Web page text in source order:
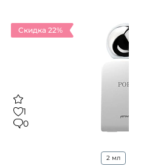
Скидка 22%
1
0
2 мл